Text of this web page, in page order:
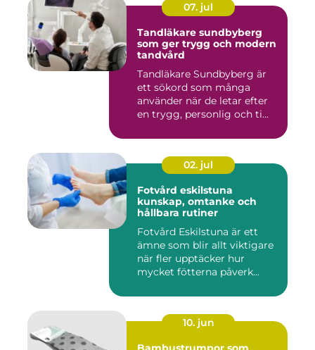
07. jul
Tandläkare sundbyberg
som ger trygg och modern
tandvård
Tandläkare Sundbyberg är
ett sökord som många
använder när de letar efter
en trygg, personlig och ti...
02. jul
Fotvård eskilstuna
kunskap, omtanke och
hållbara rutiner
Fotvård Eskilstuna är ett
ämne som blir allt viktigare
när fler upptäcker hur
mycket fötterna påverk...
10. jun